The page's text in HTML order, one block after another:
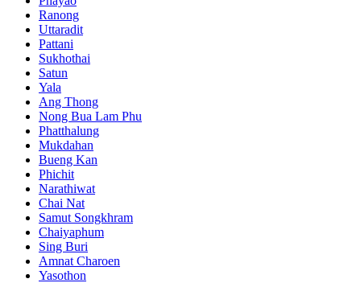
Ranong
Uttaradit
Pattani
Sukhothai
Satun
Yala
Ang Thong
Nong Bua Lam Phu
Phatthalung
Mukdahan
Bueng Kan
Phichit
Narathiwat
Chai Nat
Samut Songkhram
Chaiyaphum
Sing Buri
Amnat Charoen
Yasothon